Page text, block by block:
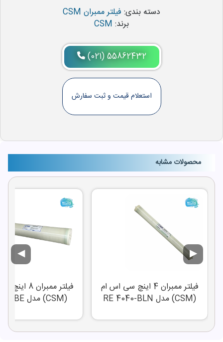
دسته بندی: فیلتر ممبران CSM
برند: CSM
(021) 55862432
استعلام قیمت و ثبت سفارش
محصولات مشابه
فیلتر ممبران 4 اینچ سی اس ام
(CSM) مدل RE 4040-BLN
فیلتر
(CSM) مدل RE8040-BE
▶
◀